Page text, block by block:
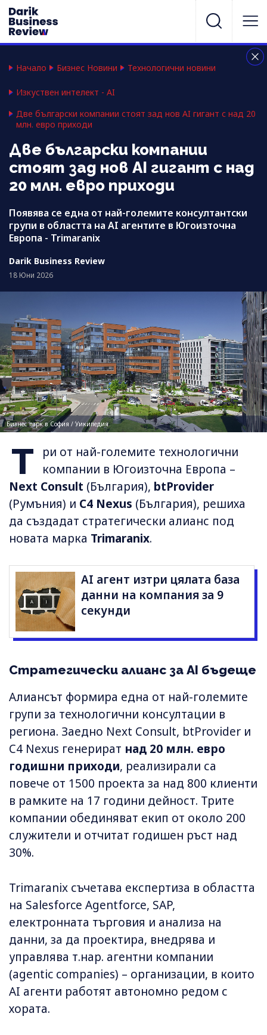
Начало Бизнес Новини Технологични новини
Изкуствен интелект - AI
Две български компании стоят зад нов AI гигант с над 20
млн. евро приходи
Две български компании
стоят зад нов AI гигант с над
20 млн. евро приходи
Появява се една от най-големите консултантски
групи в областта на AI агентите в Югоизточна
Европа - Trimaranix
Darik Business Review
18 Юни 2026
Бизнес парк в София / Уикипедия
Т
ри от най-големите технологични
компании в Югоизточна Европа –
Next Consult (България), btProvider
(Румъния) и C4 Nexus (България), решиха
да създадат стратегически алианс под
новата марка Trimaranix.
AI агент изтри цялата база
данни на компания за 9
секунди
Стратегически алианс за AI бъдеще
Алиансът формира една от най-големите
групи за технологични консултации в
региона. Заедно Next Consult, btProvider и
C4 Nexus генерират над 20 млн. евро
годишни приходи, реализирали са
повече от 1500 проекта за над 800 клиенти
в рамките на 17 години дейност. Трите
компании обединяват екип от около 200
служители и отчитат годишен ръст над
30%.
Trimaranix съчетава експертиза в областта
на Salesforce Agentforce, SAP,
електронната търговия и анализа на
данни, за да проектира, внедрява и
управлява т.нар. агентни компании
(agentic companies) – организации, в които
AI агенти работят автономно редом с
хората.